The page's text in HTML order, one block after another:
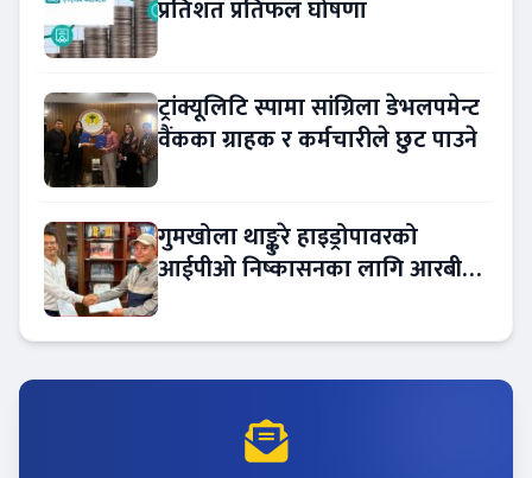
प्रतिशत प्रतिफल घोषणा
ट्रांक्यूलिटि स्पामा सांग्रिला डेभलपमेन्ट
वैंकका ग्राहक र कर्मचारीले छुट पाउने
गुमखोला थाङ्कुरे हाइड्रोपावरको
आईपीओ निष्कासनका लागि आरबीबी